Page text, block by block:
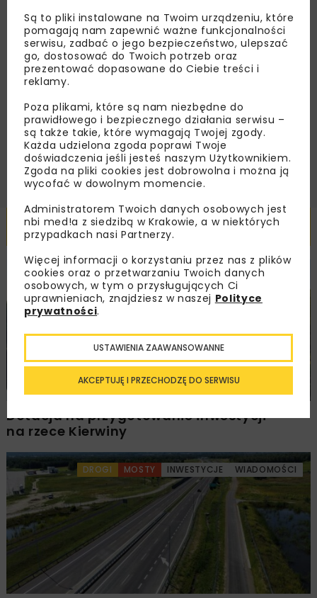
Zapoznałam/em się zPolityką Prywatnościi
Regulaminem
handlowej w postaci newslettera.
ZAPISZ MNIE
Powiązane artykuły
HYDROTECHNIKA INWESTYCJE WIADOMOŚCI
Dotacja na przygotowanie inwestycji
na rzece Kierwiny
DROGI MOSTY INWESTYCJE WIADOMOŚCI
Są to pliki instalowane na Twoim urządzeniu, które
pomagają nam zapewnić ważne funkcjonalności
serwisu, zadbać o jego bezpieczeństwo, ulepszać
go, dostosować do Twoich potrzeb oraz
prezentować dopasowane do Ciebie treści i
reklamy.
Poza plikami, które są nam niezbędne do
prawidłowego i bezpiecznego działania serwisu –
są także takie, które wymagają Twojej zgody.
Każda udzielona zgoda poprawi Twoje
doświadczenia jeśli jesteś naszym Użytkownikiem.
Zgoda na pliki cookies jest dobrowolna i można ją
wycofać w dowolnym momencie.
Administratorem Twoich danych osobowych jest
nbi med!a z siedzibą w Krakowie, a w niektórych
przypadkach nasi Partnerzy.
Więcej informacji o korzystaniu przez nas z plików
cookies oraz o przetwarzaniu Twoich danych
osobowych, w tym o przysługujących Ci
uprawnieniach, znajdziesz w naszej Polityce
prywatności.
AKCEPTUJĘ I PRZECHODZĘ DO SERWISU
USTAWIENIA ZAAWANSOWANNE